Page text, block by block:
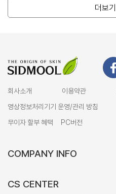
더보기
회사소개 이용약관
영상정보처리기기 운영/관리 방침
무이자 할부 혜택
PC버전
COMPANY INFO
CS CENTER